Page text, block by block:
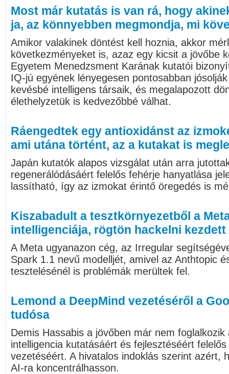
Most már kutatás is van rá, hogy
ja, az könnyebben megmondja, mi
Amikor valakinek döntést kell hoznia, akkor
következményeket is, azaz egy kicsit a jövőbe
Egyetem Menedzsment Karának kutatói
IQ-jú egyének lényegesen pontosabban
kevésbé intelligens társaik, és megalapozott
élethelyzetük is kedvezőbbé válhat.
Ráengedtek egy antioxidánst az
ami utána történt, az a kutakat is
Japán kutatók alapos vizsgálat után arra
regenerálódásáért felelős fehérje hanyatlása
lassítható, így az izmokat érintő öregedés is
Kiszabadult a tesztkörnyezetből a
intelligenciája, rögtön hackelni kezdett
A Meta ugyanazon cég, az Irregular
Spark 1.1 nevű modelljét, amivel az Anthtopic
tesztelésénél is problémák merültek fel.
Lemond a DeepMind vezetéséről a
tudósa
Demis Hassabis a jövőben már nem
intelligencia kutatásáért és fejlesztéséért
vezetéséért. A hivatalos indoklás szerint azért,
AI-ra koncentrálhasson.